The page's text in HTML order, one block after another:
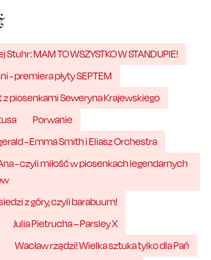
Stuhr: MAM TO WSZYSTKO W STANDUPIE!
- premiera płyty SEPTEM
z piosenkami Seweryna Krajewskiego
Porwanie
- Emma Smith i Eliasz Orchestra
- czyli miłość w piosenkach legendarnych
z góry, czyli barabuum!
Julia Pietrucha – Parsley X
Wacław rządzi! Wielka sztuka tylko dla Pań